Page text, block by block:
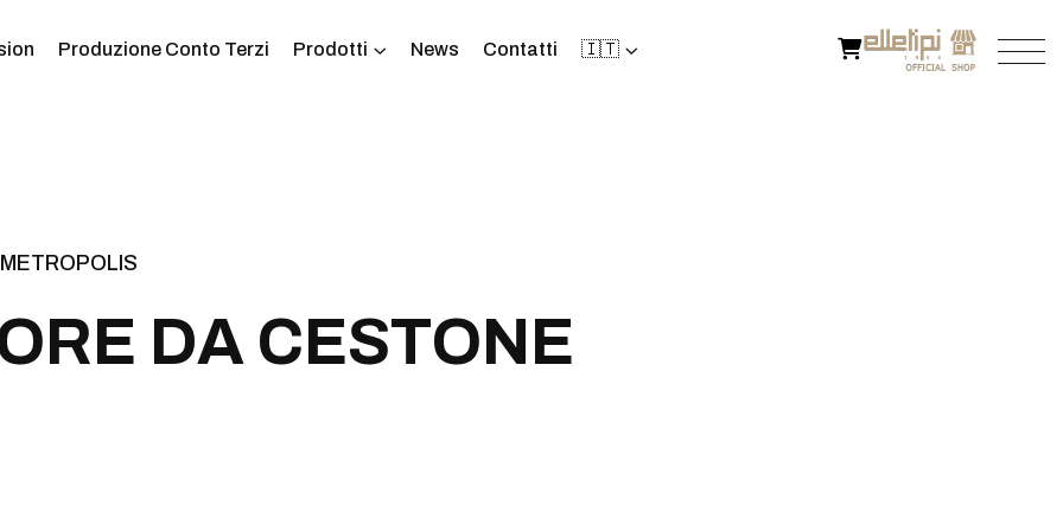
Produzione Conto Terzi Prodotti News Contatti 🇮🇹
RE DA CESTONE